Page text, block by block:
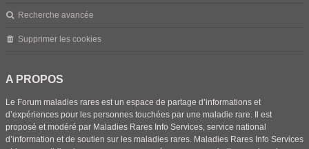
Recherche avancée
Supprimer les cookies
A PROPOS
Le Forum maladies rares est un espace de partage d’informations et
d’expériences pour les personnes touchées par une maladie rare. Il est
proposé et modéré par Maladies Rares Info Services, service national
d’information et de soutien sur les maladies rares. Maladies Rares Info Services